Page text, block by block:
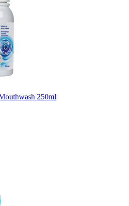
250ml